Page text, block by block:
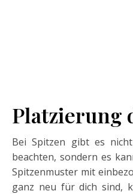
Platzierung
Bei Spitzen gibt es
beachten, sondern es
Spitzenmuster mit
ganz neu für dich sind,